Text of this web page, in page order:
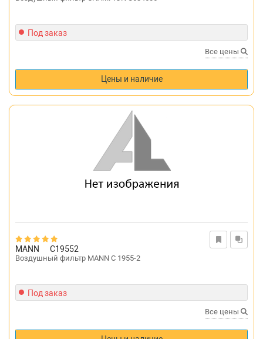
Под заказ
Все цены
Цены и наличие
MANN C19552
Воздушный фильтр MANN C 1955-2
Под заказ
Все цены